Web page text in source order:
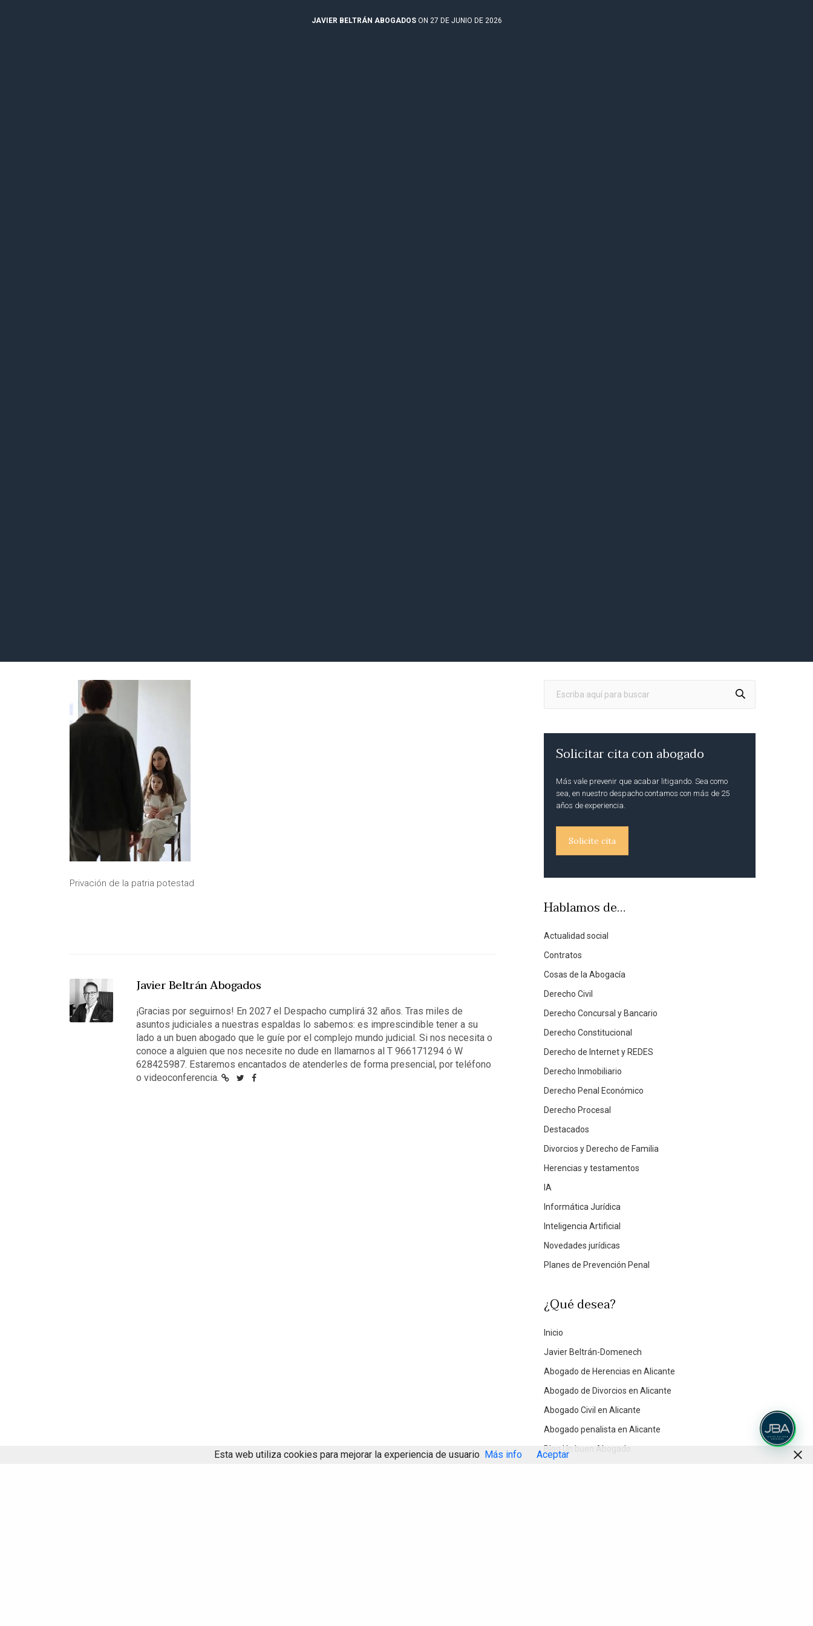
JAVIER BELTRÁN ABOGADOSON 27 DE JUNIO DE 2026
Privación de la patria potestad
Javier Beltrán Abogados
¡Gracias por seguirnos! En 2027 el Despacho cumplirá 32 años. Tras miles de
asuntos judiciales a nuestras espaldas lo sabemos: es imprescindible tener a su
lado a un buen abogado que le guíe por el complejo mundo judicial. Si nos necesita o
conoce a alguien que nos necesite no dude en llamarnos al T 966171294 ó W
628425987. Estaremos encantados de atenderles de forma presencial, por teléfono
o videoconferencia.
Solicitar cita con abogado
Más vale prevenir que acabar litigando. Sea como
sea, en nuestro despacho contamos con más de 25
años de experiencia.
Solicite cita
Hablamos de…
Actualidad social
Contratos
Cosas de la Abogacía
Derecho Civil
Derecho Concursal y Bancario
Derecho Constitucional
Derecho de Internet y REDES
Derecho Inmobiliario
Derecho Penal Económico
Derecho Procesal
Destacados
Divorcios y Derecho de Familia
Herencias y testamentos
IA
Informática Jurídica
Inteligencia Artificial
Novedades jurídicas
Planes de Prevención Penal
¿Qué desea?
Inicio
Javier Beltrán-Domenech
Abogado de Herencias en Alicante
Abogado de Divorcios en Alicante
Abogado Civil en Alicante
Abogado penalista en Alicante
Blog Un buen Abogado
Esta web utiliza cookies para mejorar la experiencia de usuario Más info Aceptar